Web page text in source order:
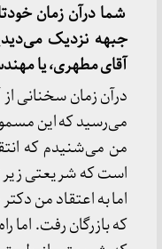
شما درآن زمان
جبهه نزدیک
آقای مطهری، یا
درآن زمان سخنانی
می‌رسید که این
من می‌شنیدم که
است که شریعتی زیر
اما به اعتقاد من
که بازرگان رفت. اما